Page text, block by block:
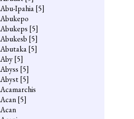
Abu-Ipahia[5]
Abukepo
Abukeps [5]
Abukesb [5]
Abutaka[5]
Aby[5]
Abyss [5]
Abyst[5]
Acamarchis
Acan[5]
Acan